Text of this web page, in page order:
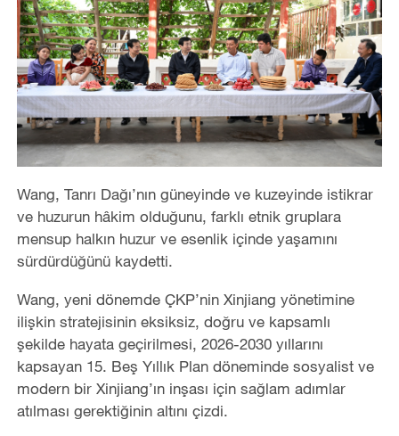
Wang, Tanrı Dağı’nın güneyinde ve kuzeyinde istikrar
ve huzurun hâkim olduğunu, farklı etnik gruplara
mensup halkın huzur ve esenlik içinde yaşamını
sürdürdüğünü kaydetti.
Wang, yeni dönemde ÇKP’nin Xinjiang yönetimine
ilişkin stratejisinin eksiksiz, doğru ve kapsamlı
şekilde hayata geçirilmesi, 2026-2030 yıllarını
kapsayan 15. Beş Yıllık Plan döneminde sosyalist ve
modern bir Xinjiang’ın inşası için sağlam adımlar
atılması gerektiğinin altını çizdi.